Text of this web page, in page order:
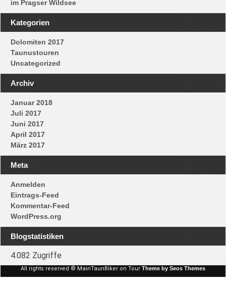
im Pragser Wildsee
Kategorien
Dolomiten 2017
Taunustouren
Uncategorized
Archiv
Januar 2018
Juli 2017
Juni 2017
April 2017
März 2017
Meta
Anmelden
Eintrags-Feed
Kommentar-Feed
WordPress.org
Blogstatistiken
4.082 Zugriffe
All rights reserved © MainTaunBiker on Tour Theme by Seos Themes